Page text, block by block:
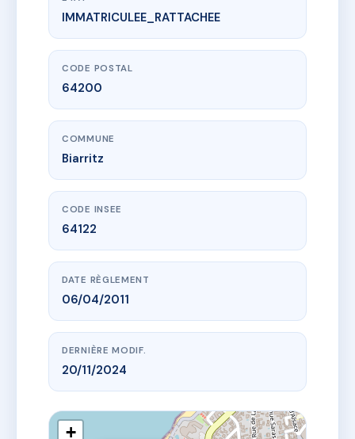
www.vme.plus/AC6629323
1 Avenue d'OSSUNA
1 av d'ossuna
IMMATRICULEE_RATTACHEE
CODE POSTAL
64200
COMMUNE
Biarritz
CODE INSEE
64122
DATE RÈGLEMENT
06/04/2011
DERNIÈRE MODIF.
20/11/2024
+